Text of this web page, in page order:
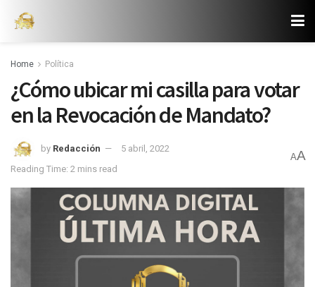
Home Política
¿Cómo ubicar mi casilla para votar
en la Revocación de Mandato?
by Redacción
5 abril, 2022
Reading Time: 2 mins read
AA